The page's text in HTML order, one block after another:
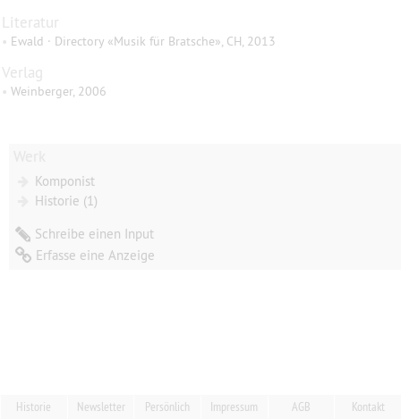
Literatur
• Ewald · Directory «Musik für Bratsche», CH, 2013
Verlag
• Weinberger, 2006
Komponist
Historie (1)
Schreibe einen Input
Erfasse eine Anzeige
Historie Newsletter Persönlich Impressum AGB Kontakt